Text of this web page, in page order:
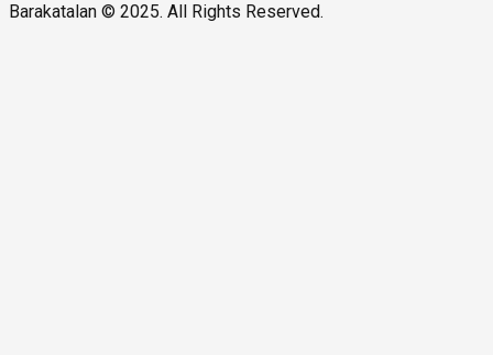
Barakatalan © 2025. All Rights Reserved.